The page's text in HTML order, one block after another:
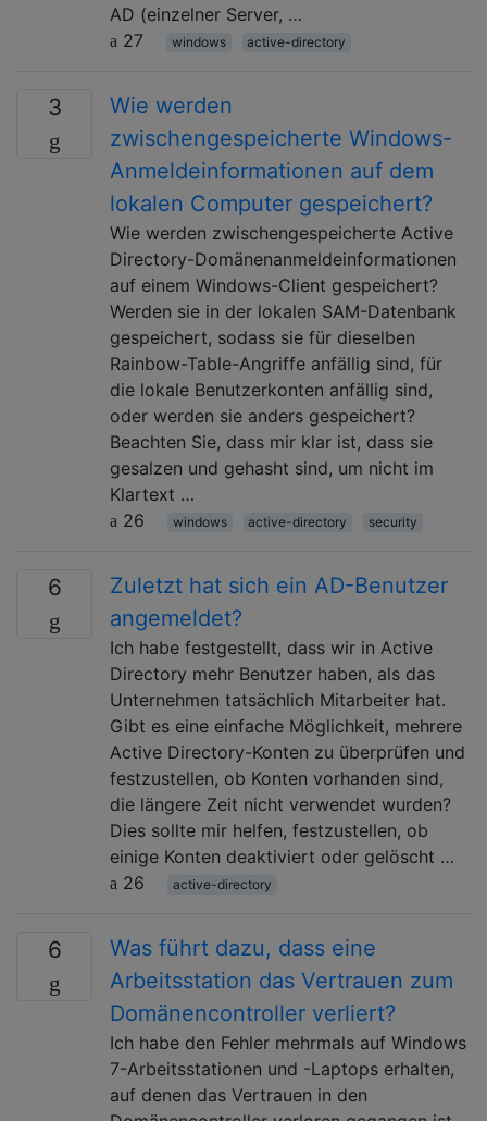
AD (einzelner Server, …
27
windows active-directory
3
Wie werden
zwischengespeicherte Windows-
Anmeldeinformationen auf dem
lokalen Computer gespeichert?
Wie werden zwischengespeicherte Active
Directory-Domänenanmeldeinformationen
auf einem Windows-Client gespeichert?
Werden sie in der lokalen SAM-Datenbank
gespeichert, sodass sie für dieselben
Rainbow-Table-Angriffe anfällig sind, für
die lokale Benutzerkonten anfällig sind,
oder werden sie anders gespeichert?
Beachten Sie, dass mir klar ist, dass sie
gesalzen und gehasht sind, um nicht im
Klartext …
26
windows active-directory security
6
Zuletzt hat sich ein AD-Benutzer
angemeldet?
Ich habe festgestellt, dass wir in Active
Directory mehr Benutzer haben, als das
Unternehmen tatsächlich Mitarbeiter hat.
Gibt es eine einfache Möglichkeit, mehrere
Active Directory-Konten zu überprüfen und
festzustellen, ob Konten vorhanden sind,
die längere Zeit nicht verwendet wurden?
Dies sollte mir helfen, festzustellen, ob
einige Konten deaktiviert oder gelöscht …
26
active-directory
6
Was führt dazu, dass eine
Arbeitsstation das Vertrauen zum
Domänencontroller verliert?
Ich habe den Fehler mehrmals auf Windows
7-Arbeitsstationen und -Laptops erhalten,
auf denen das Vertrauen in den